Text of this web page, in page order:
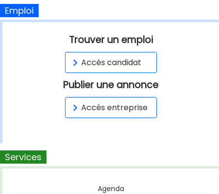
Emploi
Trouver un emploi
Accès candidat
Publier une annonce
Accès entreprise
Services
Agenda